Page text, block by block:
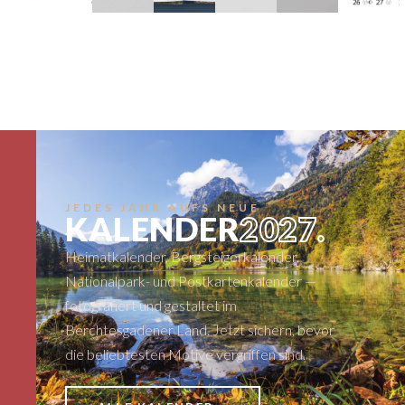
JEDES JAHR AUFS NEUE
KALENDER2027.
Heimatkalender, Bergsteigerkalender,
Nationalpark- und Postkartenkalender —
fotografiert und gestaltet im
Berchtesgadener Land. Jetzt sichern, bevor
die beliebtesten Motive vergriffen sind.